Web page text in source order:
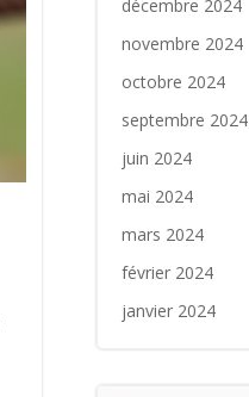
décembre 2024
novembre 2024
octobre 2024
septembre 2024
juin 2024
mai 2024
mars 2024
février 2024
janvier 2024